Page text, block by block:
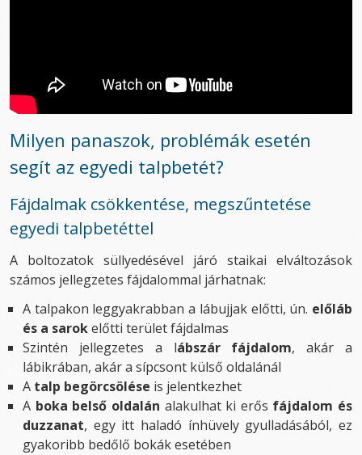
Milyen panaszok, problémák esetén
segít az egyedi talpbetét?
Fájdalmak csökkentése, megszűntetése
egyedi talpbetéttel
A boltozatok süllyedésével járó staikai elváltozások
számos jellegzetes fájdalommal járhatnak:
A talpakon leggyakrabban a lábujjak előtti, ún. előláb
és a sarokelőtti terület fájdalmas
Szintén jellegzetes a lábszár fájdalom, akár a
lábikrában, akár a sípcsont külső oldalánál
A talp begörcsölése is jelentkezhet
A boka belső oldalán alakulhat ki erős fájdalom és
duzzanat, egy itt haladó ínhüvely gyulladásából, ez
gyakoribb bedőlő bokák esetében